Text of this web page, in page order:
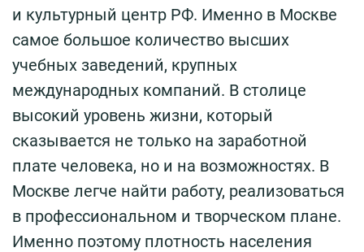
и культурный центр РФ. Именно в Москве
самое большое количество высших
учебных заведений, крупных
международных компаний. В столице
высокий уровень жизни, который
сказывается не только на заработной
плате человека, но и на возможностях. В
Москве легче найти работу, реализоваться
в профессиональном и творческом плане.
Именно поэтому плотность населения